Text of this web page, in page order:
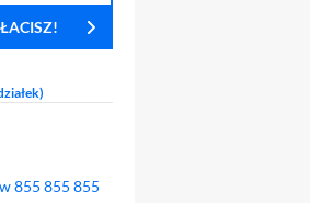
855 855 855